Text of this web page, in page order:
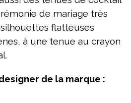
de mariage très
flatteuses
à une tenue au crayon
de la marque :